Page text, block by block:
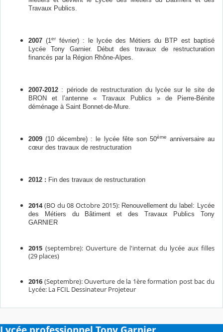
Travaux Publics.
2007 (1erfévrier) : le lycée des Métiers du BTP est baptisé
Lycée Tony Garnier. Début des travaux de restructuration
financés par la Région Rhône-Alpes.
2007-2012 : période de restructuration du lycée sur le site de
BRON et l’antenne « Travaux Publics » de Pierre-Bénite
déménage à Saint Bonnet-de-Mure.
2009(10 décembre) : le lycée fête son 50ème
anniversaire au
cœur des travaux de restructuration
2012 : Fin des travaux de restructuration
2014(BO du 08 Octobre 2015): Renouvellement du label: Lycée
des Métiers du Bâtiment et des Travaux Publics Tony
GARNIER
2015 (septembre): Ouverture de l'internat du lycée aux filles
(29 places)
2016 (Septembre): Ouverture de la 1ère formation post bac du
Lycée: La FCIL Dessinateur Projeteur